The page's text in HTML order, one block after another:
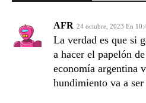
AFR 24 octubre, 2023 En
La verdad es que si
a hacer el papelón
economía argentina
hundimiento va a